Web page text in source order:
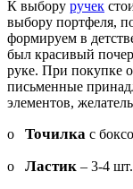
К выбору ручек
выбору портфеля,
формируем в
был красивый
руке. При покупке
письменные
элементов,
o Точилка с
o Ластик – 3-4 шт.